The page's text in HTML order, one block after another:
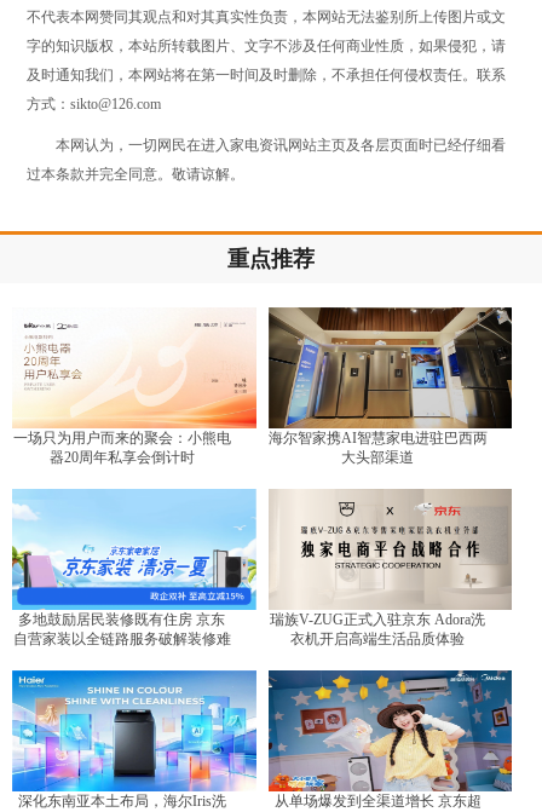
不代表本网赞同其观点和对其真实性负责，本网站无法鉴别所上传图片或文
字的知识版权，本站所转载图片、文字不涉及任何商业性质，如果侵犯，请
及时通知我们，本网站将在第一时间及时删除，不承担任何侵权责任。联系
方式：sikto@126.com
本网认为，一切网民在进入家电资讯网站主页及各层页面时已经仔细看
过本条款并完全同意。敬请谅解。
重点推荐
一场只为用户而来的聚会：小熊电
器20周年私享会倒计时
海尔智家携AI智慧家电进驻巴西两
大头部渠道
多地鼓励居民装修既有住房 京东
自营家装以全链路服务破解装修难
瑞族V-ZUG正式入驻京东 Adora洗
衣机开启高端生活品质体验
深化东南亚本土布局，海尔Iris洗 从单场爆发到全渠道增长 京东超